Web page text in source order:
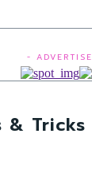
-
& Tricks